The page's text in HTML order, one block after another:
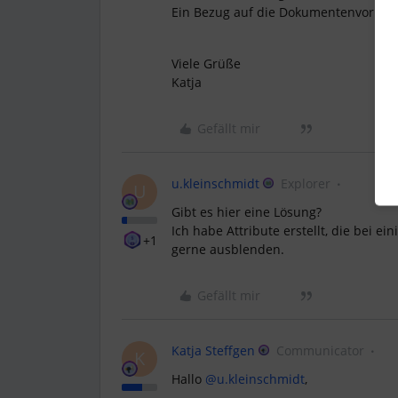
Ein Bezug auf die
Viele Grüße
Katja
Gefällt mir
U
+1
u.kleinschmidt Explorer
Gibt es hier eine Lösung?
Ich habe Attribute erstellt, die bei
gerne ausblenden.
Gefällt mir
K Katja Steffgen Communicator
Hallo @u.kleinschmidt,